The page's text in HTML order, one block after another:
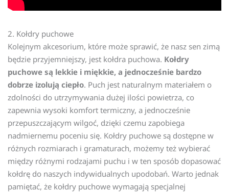
2. Kołdry puchowe
Kolejnym akcesorium, które może sprawić, że nasz sen zimą
będzie przyjemniejszy, jest kołdra puchowa. Kołdry
puchowe są lekkie i miękkie, a jednocześnie bardzo
dobrze izolują ciepło. Puch jest naturalnym materiałem o
zdolności do utrzymywania dużej ilości powietrza, co
zapewnia wysoki komfort termiczny, a jednocześnie
przepuszczającym wilgoć, dzięki czemu zapobiega
nadmiernemu poceniu się. Kołdry puchowe są dostępne w
różnych rozmiarach i gramaturach, możemy też wybierać
między różnymi rodzajami puchu i w ten sposób dopasować
kołdrę do naszych indywidualnych upodobań. Warto jednak
pamiętać, że kołdry puchowe wymagają specjalnej